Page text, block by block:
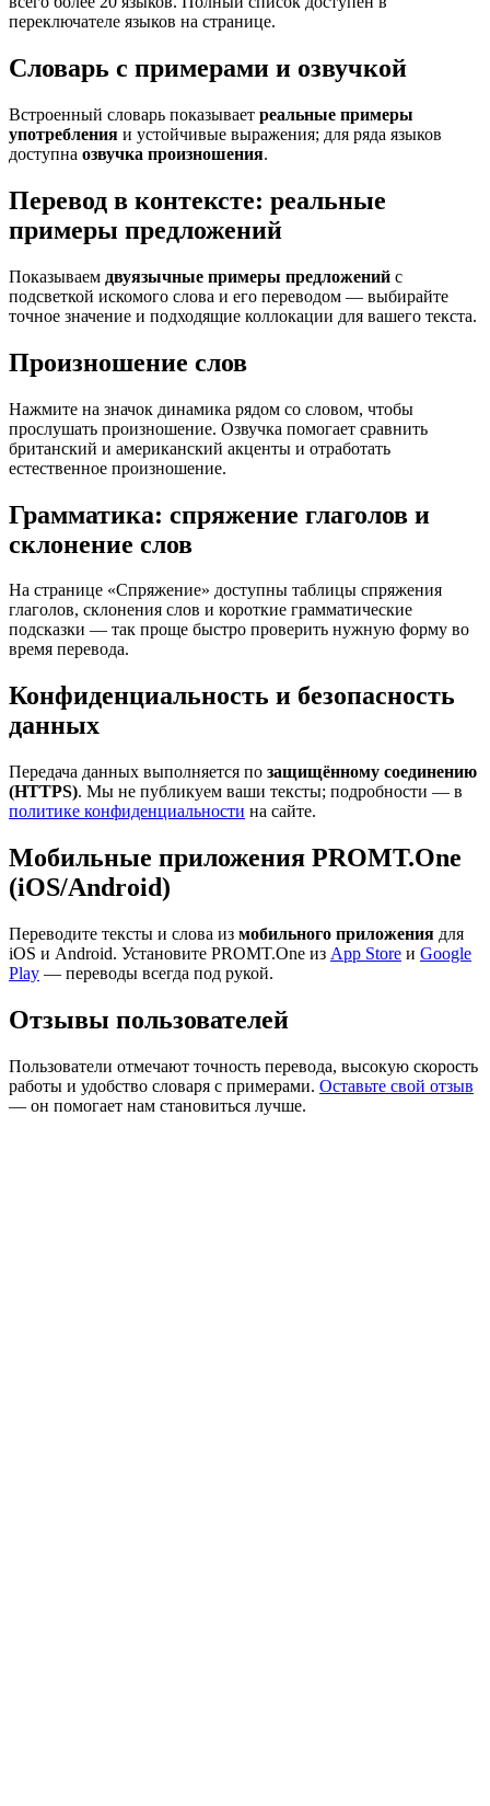
переключателе языков на странице.
Словарь с примерами и озвучкой
Встроенный словарь показывает реальные примеры
употребления и устойчивые выражения; для ряда языков
доступна озвучка произношения.
Перевод в контексте: реальные
примеры предложений
Показываем двуязычные примеры предложений с
подсветкой искомого слова и его переводом — выбирайте
точное значение и подходящие коллокации для вашего текста.
Произношение слов
Нажмите на значок динамика рядом со словом, чтобы
прослушать произношение. Озвучка помогает сравнить
британский и американский акценты и отработать
естественное произношение.
Грамматика: спряжение глаголов и
склонение слов
На странице «Спряжение» доступны таблицы спряжения
глаголов, склонения слов и короткие грамматические
подсказки — так проще быстро проверить нужную форму во
время перевода.
Конфиденциальность и безопасность
данных
Передача данных выполняется по защищённому соединению
(HTTPS). Мы не публикуем ваши тексты; подробности — в
политике конфиденциальности на сайте.
Мобильные приложения PROMT.One
(iOS/Android)
Переводите тексты и слова из мобильного приложения для
iOS и Android. Установите PROMT.One из App Store и Google
Play — переводы всегда под рукой.
Отзывы пользователей
Пользователи отмечают точность перевода, высокую скорость
работы и удобство словаря с примерами. Оставьте свой отзыв
— он помогает нам становиться лучше.